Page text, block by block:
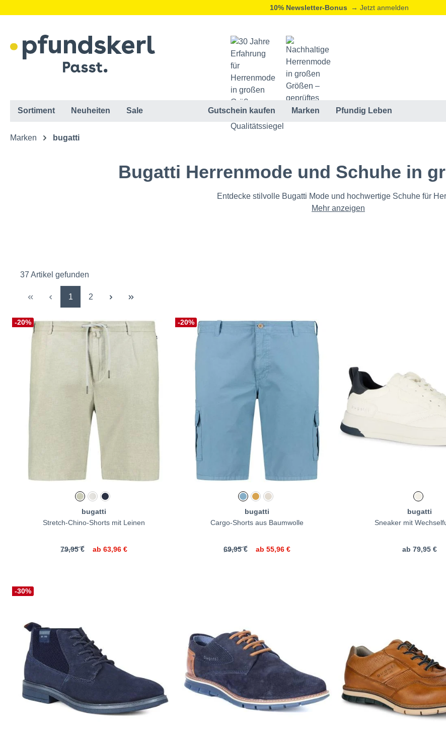
20% Neukunden-Rabatt → Jetzt registrieren
Sortiment Neuheiten Sale Gutschein kaufen Marken Pfundig Leben
Marken bugatti
Bugatti Herrenmode und Schuhe in
Entdecke stilvolle Bugatti Mode und hochwertige Schuhe für
Mehr anzeigen
37 Artikel gefunden
Seite
1 Seite
2
-20%
bugatti
Stretch-Chino-Shorts mit Leinen
79,95 € ab 63,96 €
-20%
bugatti
Cargo-Shorts aus Baumwolle
69,95 € ab 55,96 €
bugatti
Sneaker mit
ab 79,95 €
-30%